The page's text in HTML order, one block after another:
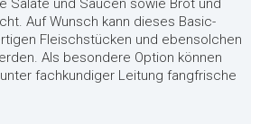
Salate und Saucen sowie Brot und
Auf Wunsch kann dieses Basic-
Fleischstücken und ebensolchen
Als besondere Option können
fachkundiger Leitung fangfrische